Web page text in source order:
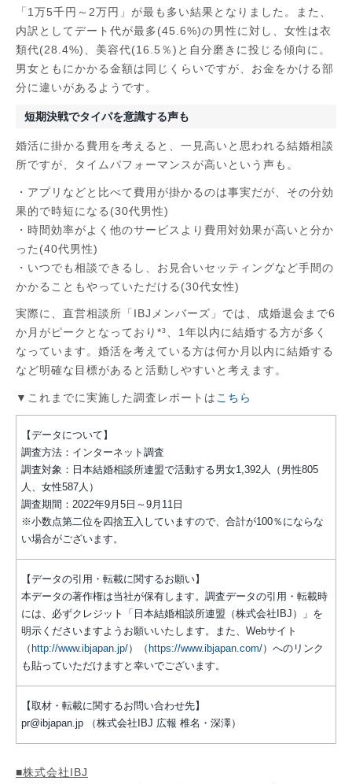
「1万5千円～2万円」が最も多い結果となりました。また、
内訳としてデート代が最多(45.6%)の男性に対し、女性は衣
類代(28.4%)、美容代(16.5％)と自分磨きに投じる傾向に。
男女ともにかかる金額は同じくらいですが、お金をかける部
分に違いがあるようです。
短期決戦でタイパを意識する声も
婚活に掛かる費用を考えると、一見高いと思われる結婚相談
所ですが、タイムパフォーマンスが高いという声も。
・アプリなどと比べて費用が掛かるのは事実だが、その分効
果的で時短になる(30代男性)
・時間効率がよく他のサービスより費用対効果が高いと分か
った(40代男性)
・いつでも相談できるし、お見合いセッティングなど手間の
かかることもやっていただける(30代女性)
実際に、直営相談所「IBJメンバーズ」では、成婚退会まで6
か月がピークとなっており*³、1年以内に結婚する方が多く
なっています。婚活を考えている方は何か月以内に結婚する
など明確な目標があると活動しやすいと考えます。
▼これまでに実施した調査レポートは こちら
【データについて】
調査方法：インターネット調査
調査対象：日本結婚相談所連盟で活動する男女1,392人（男性805
人、女性587人）
調査期間：2022年9月5日～9月11日
※小数点第二位を四捨五入していますので、合計が100％にならな
い場合がございます。
【データの引用・転載に関するお願い】
本データの著作権は当社が保有します。調査データの引用・転載時
には、必ずクレジット「日本結婚相談所連盟（株式会社IBJ）」を
明示くださいますようお願いいたします。また、Webサイト
（ http://www.ibjapan.jp/）（ https://www.ibjapan.com/）へのリンク
も貼っていただけますと幸いでございます。
【取材・転載に関するお問い合わせ先】
pr@ibjapan.jp （株式会社IBJ 広報 椎名・深澤）
■株式会社IBJ